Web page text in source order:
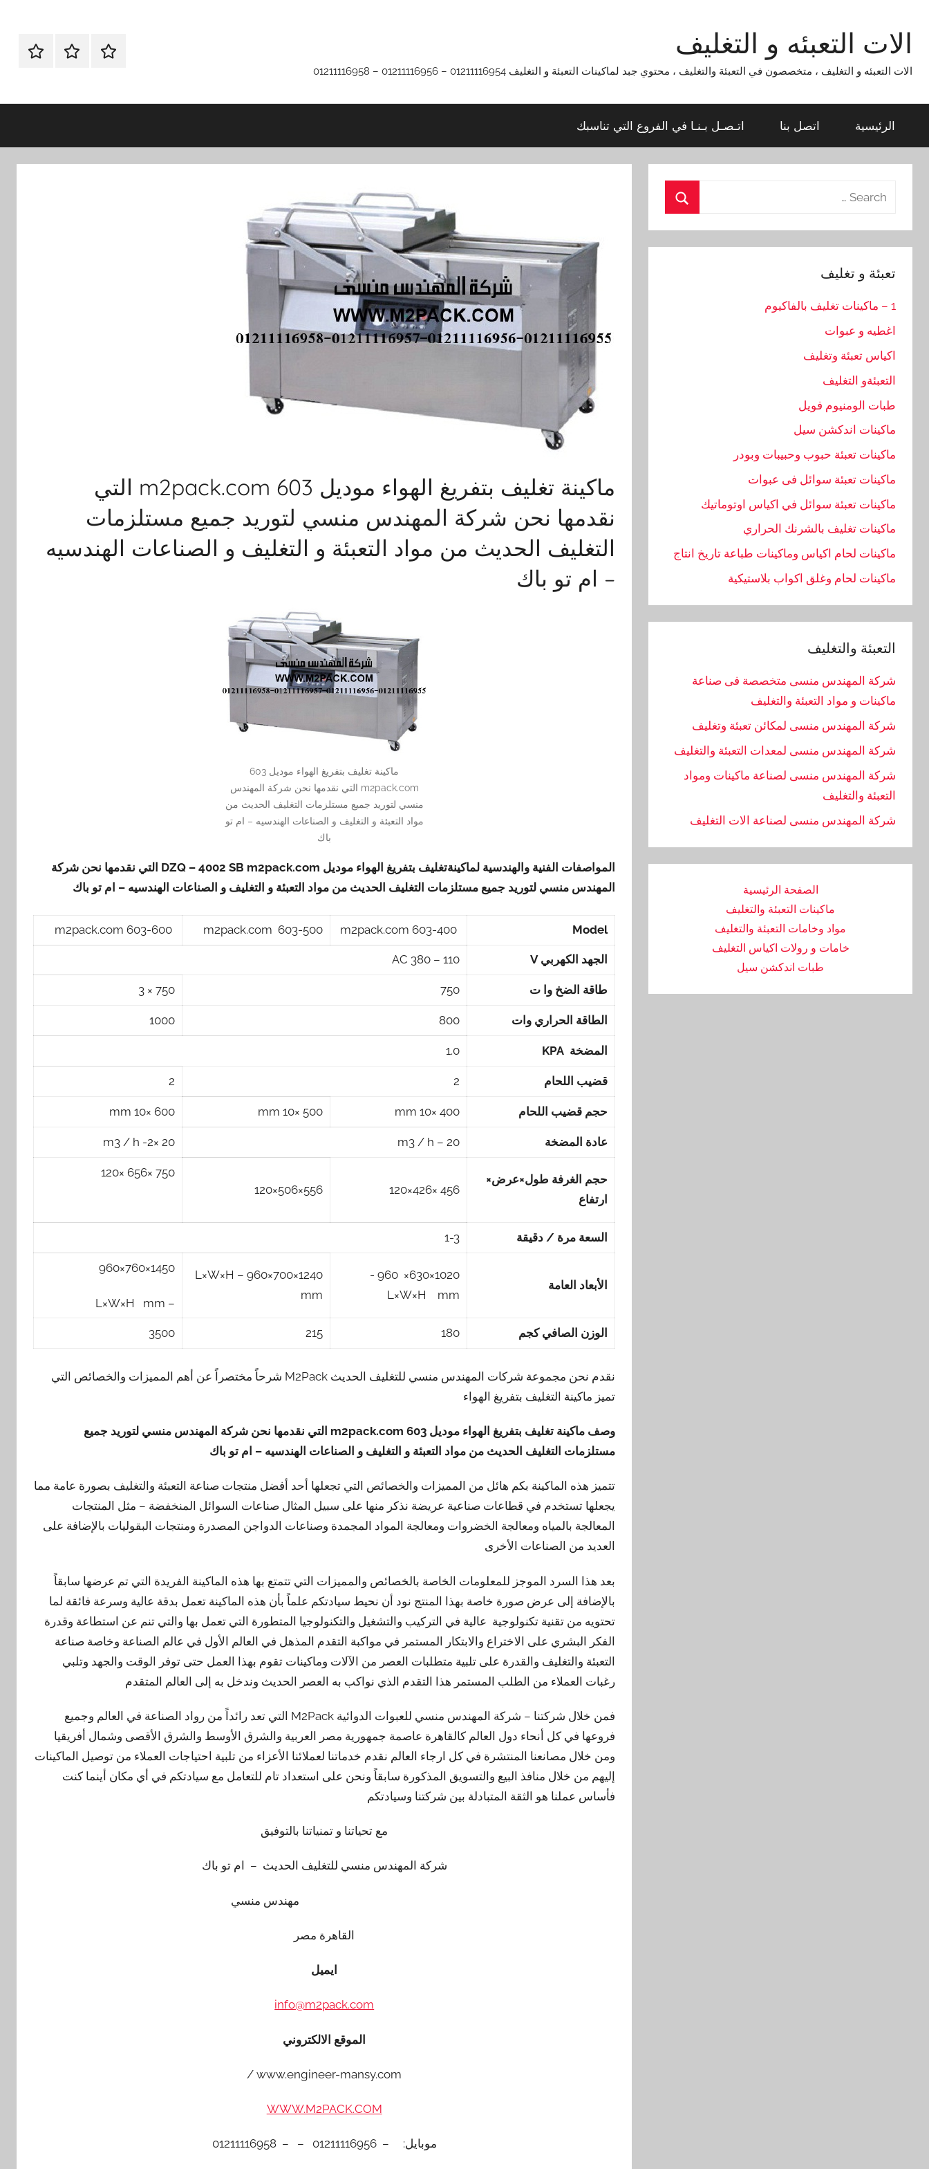
contentالات التعبئه و التغليف
الات التعبئه و التغليف ، متخصصون في التعبئة والتغليف ، محتوي جبد لماكينات التعبئة و التغليف 01211116954 – 01211116956 – 01211116958
الرئيسيةاتصل
اتـصـل
تناسبك
الرئيسية اتصل بنا اتـصـل بـنـا في الفروع التي تناسبك
ماكينة تغليف بتفريغ الهواء موديل 603 m2pack.com التي
نقدمها نحن شركة المهندس منسي لتوريد جميع مستلزمات
التغليف الحديث من مواد التعبئة و التغليف و الصناعات الهندسيه
– ام تو باك
ماكينة تغليف بتفريغ الهواء موديل 603
m2pack.com التي نقدمها نحن شركة المهندس
منسي لتوريد جميع مستلزمات التغليف الحديث من
مواد التعبئة و التغليف و الصناعات الهندسيه – ام تو
باك
المواصفات الفنية والهندسية لماكينةتغليف بتفريغ الهواء موديل DZQ – 4002 SB m2pack.com التي نقدمها نحن شركة
المهندس منسي لتوريد جميع مستلزمات التغليف الحديث من مواد التعبئة و التغليف و الصناعات الهندسيه – ام تو باك
Model
603-500 m2pack.com
الجهد الكهربيV
AC 380 – 110
طاقة الضخ وا ت 750
750 × 3
الطاقة الحراري وات 800
1000
المضخة KPA
1.0
قضيب اللحام 2
2
حجم قضيب اللحام 400 ×10 mm
500 ×10 mm
600 ×10 mm
عادة المضخة 20 – m3 / h
20 ×2- m3 / h
حجم الغرفة طول×عرض×
ارتفاع
456 ×426×120
556×506×120
750 ×656 ×120
السعة مرة / دقيقة 1-3
الأبعاد العامة
1020×630× 960 -
L×W×H mm
1240×700×960 – L×W×H
mm
1450×760×960
– L×W×H mm
الوزن الصافي كجم 180
215
3500
نقدم نحن مجموعة شركات المهندس منسي للتغليف الحديث M2Pack شرحاً مختصراً عن أهم المميزات والخصائص التي
تميز ماكينة التغليف بتفريغ الهواء
وصف ماكينة تغليف بتفريغ الهواء موديل 603 m2pack.com التي نقدمها نحن شركة المهندس منسي لتوريد جميع
مستلزمات التغليف الحديث من مواد التعبئة و التغليف و الصناعات الهندسيه – ام تو باك
تتميز هذه الماكينة بكم هائل من المميزات والخصائص التي تجعلها أحد أفضل منتجات صناعة التعبئة والتغليف بصورة عامة مما
يجعلها تستخدم في قطاعات صناعية عريضة نذكر منها على سبيل المثال صناعات السوائل المنخفضة – مثل المنتجات
المعالجة بالمياه ومعالجة الخضروات ومعالجة المواد المجمدة وصناعات الدواجن المصدرة ومنتجات البقوليات بالإضافة على
العديد من الصناعات الأخرى
بعد هذا السرد الموجز للمعلومات الخاصة بالخصائص والمميزات التي تتمتع بها هذه الماكينة الفريدة التي تم عرضها سابقاً
بالإضافة إلى عرض صورة خاصة بهذا المنتج نود أن نحيط سيادتكم علماً بأن هذه الماكينة تعمل بدقة عالية وسرعة فائقة لما
تحتويه من تقنية تكنولوجية عالية في التركيب والتشغيل والتكنولوجيا المتطورة التي تعمل بها والتي تنم عن استطاعة وقدرة
الفكر البشري على الاختراع والابتكار المستمر في مواكبة التقدم المذهل في العالم الأول في عالم الصناعة وخاصة صناعة
التعبئة والتغليف والقدرة على تلبية متطلبات العصر من الآلات وماكينات تقوم بهذا العمل حتى توفر الوقت والجهد وتلبي
رغبات العملاء من الطلب المستمر هذا التقدم الذي نواكب به العصر الحديث وندخل به إلى العالم المتقدم
فمن خلال شركتنا – شركة المهندس منسي للعبوات الدوائية M2Pack التي تعد رائداً من رواد الصناعة في العالم وجميع
فروعها في كل أنحاء دول العالم كالقاهرة عاصمة جمهورية مصر العربية والشرق الأوسط والشرق الأقصى وشمال أفريقيا
ومن خلال مصانعنا المنتشرة في كل ارجاء العالم نقدم خدماتنا لعملائنا الأعزاء من تلبية احتياجات العملاء من توصيل الماكينات
إليهم من خلال منافذ البيع والتسويق المذكورة سابقاً ونحن على استعداد تام للتعامل مع سيادتكم في أي مكان أينما كنت
فأساس عملنا هو الثقة المتبادلة بين شركتنا وسيادتكم
مع تحياتنا و تمنياتنا بالتوفيق
شركة المهندس منسي للتغليف الحديث – ام تو باك
مهندس منسي
القاهرة مصر
ايميل
info@m2pack.com
الموقع الالكتروني
www.engineer-mansy.com /
WWW.M2PACK.COM
موبايل: – 01211116956 – – 01211116958
Search
تعبئة و تغليف
1 – ماكينات تغليف بالفاكيوم
اغطيه و عبوات
اكياس تعبئة وتغليف
التعبئةو التغليف
طبات الومنيوم فويل
ماكينات اندكشن سيل
ماكينات تعبئة حبوب وحبيبات وبودر
ماكينات تعبئة سوائل فى عبوات
ماكينات تعبئة سوائل في اكياس اوتوماتيك
ماكينات تغليف بالشرنك الحراري
ماكينات لحام اكياس وماكينات طباعة تاريخ انتاج
ماكينات لحام وغلق اكواب بلاستيكية
التعبئة والتغليف
شركة المهندس منسى متخصصة فى صناعة
ماكينات و مواد التعبئة والتغليف
شركة المهندس منسى لمكائن تعبئة وتغليف
شركة المهندس منسى لمعدات التعبئة والتغليف
شركة المهندس منسى لصناعة ماكينات ومواد
التعبئة والتغليف
‏شركة المهندس منسى لصناعة الات التغليف
الصفحة الرئيسية
ماكينات التعبئة والتغليف
مواد وخامات التعبئة والتغليف
خامات و رولات اكياس التغليف
طبات اندكشن سيل